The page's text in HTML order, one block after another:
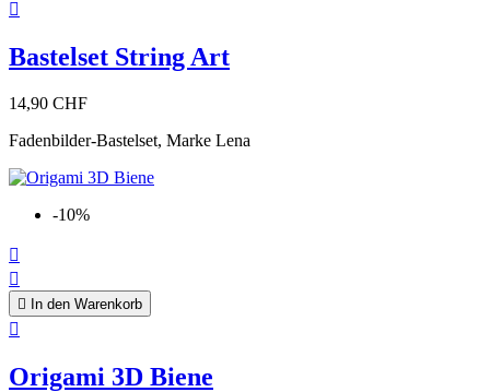

Bastelset String Art
14,90 CHF
Fadenbilder-Bastelset, Marke Lena
-10%


 In den Warenkorb

Origami 3D Biene